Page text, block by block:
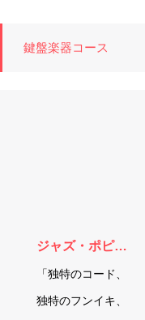
鍵盤楽器コース
ジャズ・ポピュラーピアノ・キーボード
「独特のコード、
独特のフンイキ、